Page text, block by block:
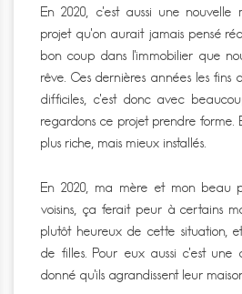
En 2020, c’est aussi une
projet qu’on aurait jamais pensé
bon coup dans l’immobilier que
rêve. Ces dernières années les fins
difficiles, c’est donc avec
regardons ce projet prendre forme.
plus riche, mais mieux installés.
En 2020, ma mère et mon beau
voisins, ça ferait peur à certains
plutôt heureux de cette situation,
de filles. Pour eux aussi c’est
donné qu’ils agrandissent leur